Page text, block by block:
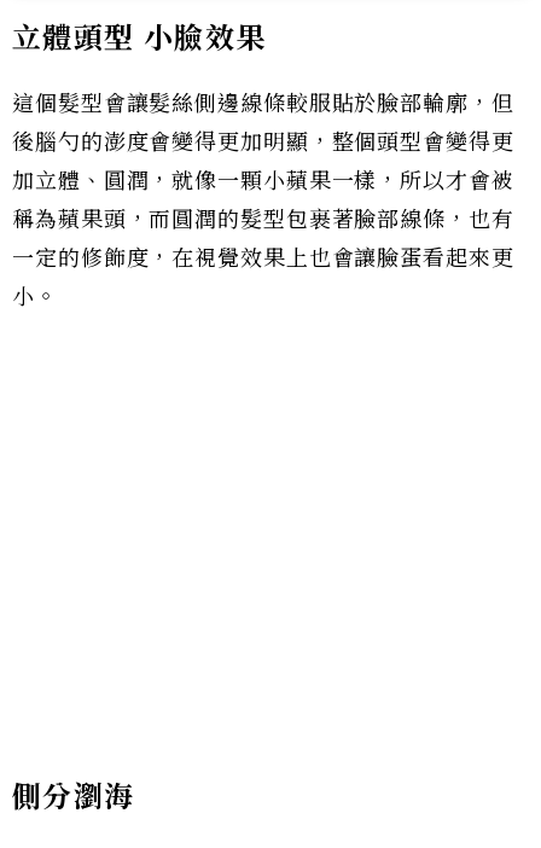
立體頭型 小臉效果
這個髮型會讓髮絲側邊線條較服貼於臉部輪廓，但
後腦勺的澎度會變得更加明顯，整個頭型會變得更
加立體、圓潤，就像一顆小蘋果一樣，所以才會被
稱為蘋果頭，而圓潤的髮型包裹著臉部線條，也有
一定的修飾度，在視覺效果上也會讓臉蛋看起來更
小。
側分瀏海